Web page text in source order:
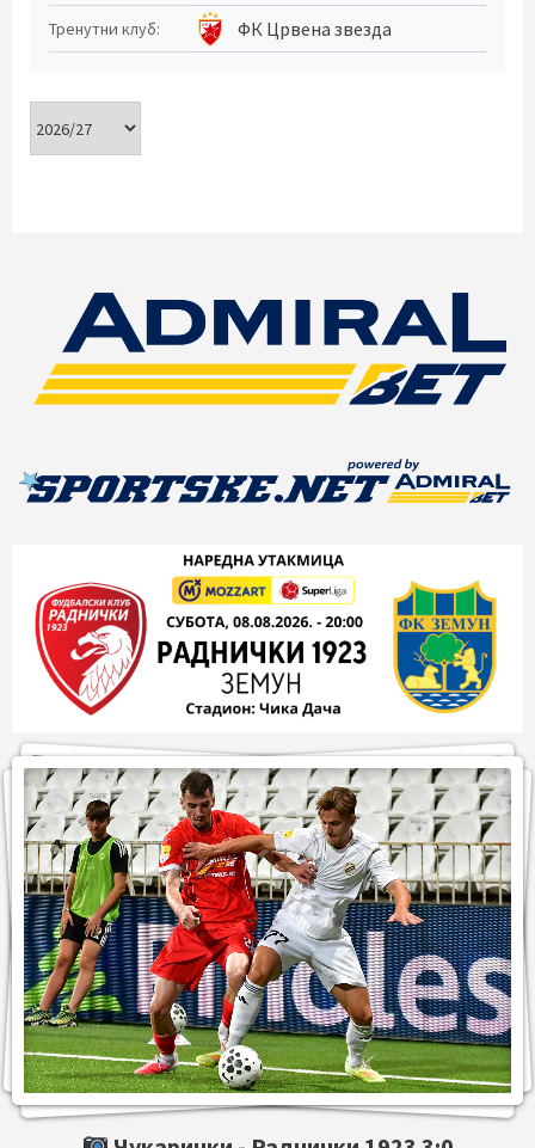
Тренутни клуб: ФК Црвена звезда